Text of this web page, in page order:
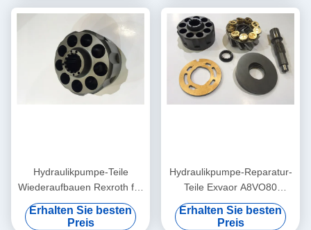
Hydraulikpumpe-Teile
Wiederaufbauen Rexroth für
320 325 Bagger 330 328
Erhalten Sie besten
Preis
Hydraulikpumpe-Reparatur-
Teile Exvaor A8VO80
Rexroth, das ISO repariert
Erhalten Sie besten
Preis